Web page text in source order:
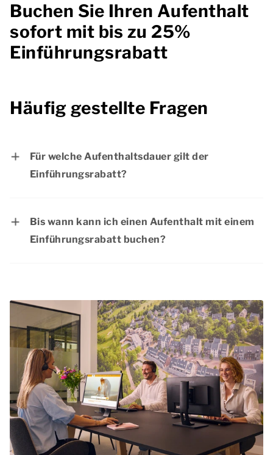
Buchen Sie Ihren Aufenthalt
sofort mit bis zu 25%
Einführungsrabatt
Häufig gestellte Fragen
Für welche Aufenthaltsdauer gilt der
Einführungsrabatt?
Bis wann kann ich einen Aufenthalt mit einem
Einführungsrabatt buchen?
buchen.